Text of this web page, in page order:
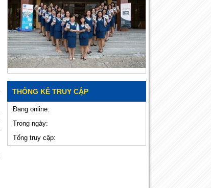
THỐNG KÊ TRUY CẬP
Đang online:
Trong ngày:
Tổng truy cập: